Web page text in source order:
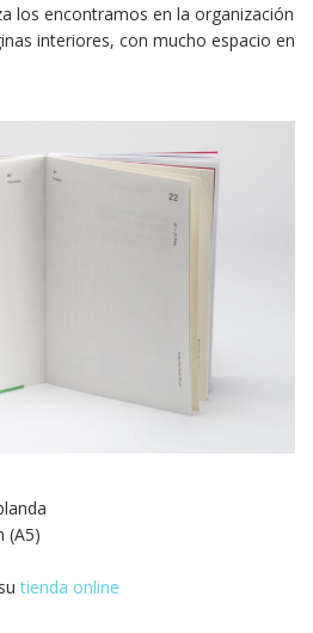
los encontramos en la organización
interiores, con mucho espacio en
(A5)
tienda online